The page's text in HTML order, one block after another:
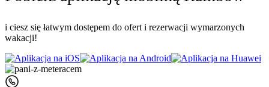
i ciesz się łatwym dostępem do ofert i rezerwacji wymarzonych
wakacji!